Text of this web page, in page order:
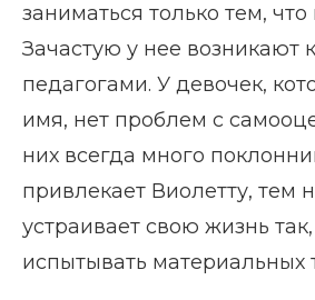
заниматься только тем,
Зачастую у нее возникают
педагогами. У девочек,
имя, нет проблем с
них всегда много
привлекает Виолетту, тем
устраивает свою жизнь
испытывать материальных